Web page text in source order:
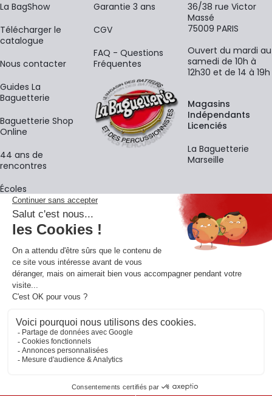
La BagShow
​Télécharger le
catalogue
Nous contacter
Guides La
Baguetterie
Baguetterie Shop
Online
44 ans de
rencontres
Écoles
Garantie 3 ans
CGV
FAQ - Questions
Fréquentes
36/38 rue Victor
Massé
75009 PARIS
Ouvert du mardi au
samedi de 10h à
12h30 et de 14 à 19h
Magasins
Indépendants
Licenciés
La Baguetterie
Marseille
La newsletter
Adresse e-mail
En vous inscrivant à notre newsletter, vous acceptez notre
confidentialité.
Retrouvons-nous sur